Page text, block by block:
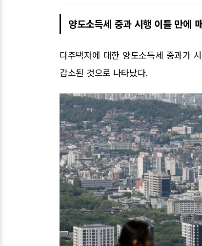
양도소득세 중과 시행 이틀 만에
다주택자에 대한 양도소득세 중과가
감소된 것으로 나타났다.